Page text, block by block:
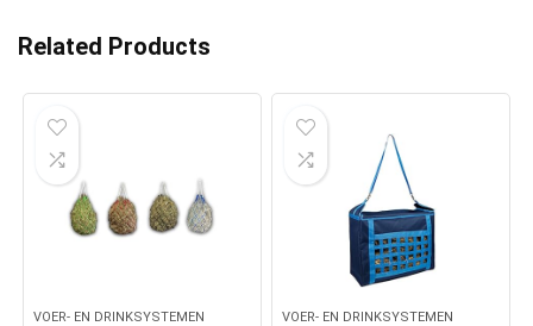
Related Products
VOER- EN DRINKSYSTEMEN VOER- EN DRINKSYSTEMEN